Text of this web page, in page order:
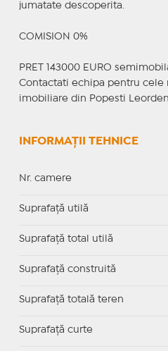
jumatate descoperita.
COMISION 0%
PRET 143000 EURO
Contactati echipa pentru cele
imobiliare din Popesti
INFORMAȚII TEHNICE
Nr. camere
Suprafaţă utilă
Suprafaţă total utilă
Suprafaţă construită
Suprafață totală teren
Suprafaţă curte